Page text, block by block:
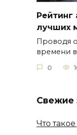
Рейтинг
лучших
Проводя
времени
0
Свежие
Что